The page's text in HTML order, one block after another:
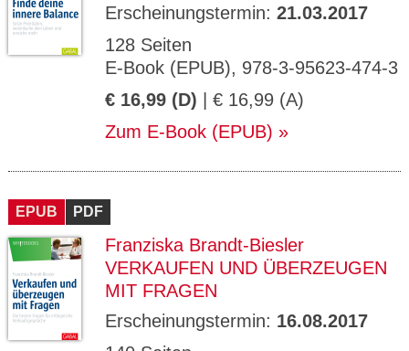
Erscheinungstermin: 21.03.2017
128 Seiten
E-Book (EPUB), 978-3-95623-474-3
€ 16,99 (D) | € 16,99 (A)
Zum E-Book (EPUB)
EPUB PDF
Franziska Brandt-Biesler
VERKAUFEN UND ÜBERZEUGEN
MIT FRAGEN
Erscheinungstermin: 16.08.2017